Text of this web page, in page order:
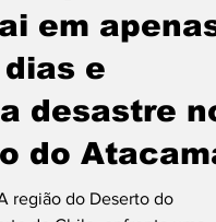
de Dakar, no
n
quatro
em apenas
e
desastre no
do Atacama